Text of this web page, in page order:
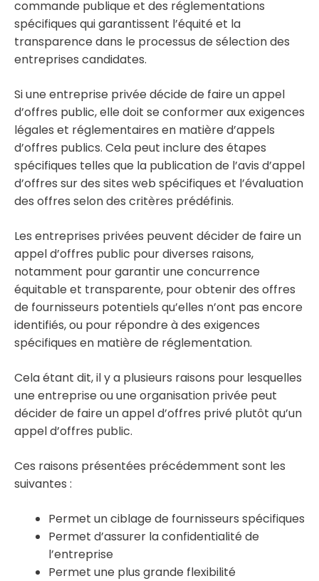
commande publique et des réglementations
spécifiques qui garantissent l’équité et la
transparence dans le processus de sélection des
entreprises candidates.
Si une entreprise privée décide de faire un appel
d’offres public, elle doit se conformer aux exigences
légales et réglementaires en matière d’appels
d’offres publics. Cela peut inclure des étapes
spécifiques telles que la publication de l’avis d’appel
d’offres sur des sites web spécifiques et l’évaluation
des offres selon des critères prédéfinis.
Les entreprises privées peuvent décider de faire un
appel d’offres public pour diverses raisons,
notamment pour garantir une concurrence
équitable et transparente, pour obtenir des offres
de fournisseurs potentiels qu’elles n’ont pas encore
identifiés, ou pour répondre à des exigences
spécifiques en matière de réglementation.
Cela étant dit, il y a plusieurs raisons pour lesquelles
une entreprise ou une organisation privée peut
décider de faire un appel d’offres privé plutôt qu’un
appel d’offres public.
Ces raisons présentées précédemment sont les
suivantes :
Permet un ciblage de fournisseurs spécifiques
Permet d’assurer la confidentialité de
l’entreprise
Permet une plus grande flexibilité